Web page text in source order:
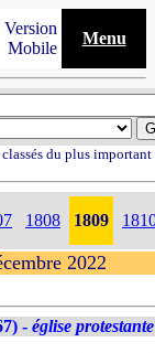
Version
Mobile
Menu
du plus
1808 1809
2022
- église protestante